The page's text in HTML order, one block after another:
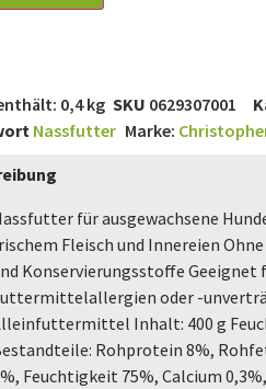
0,4kg SKU 0629307001
Nassfutter Marke:
für ausgewachsene
Fleisch und Innereien
Konservierungsstoffe Geeignet
oder -
Inhalt: 400 g
Rohprotein 8%,
Feuchtigkeit 75%, Calcium